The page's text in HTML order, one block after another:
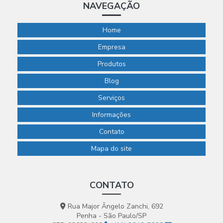
NAVEGAÇÃO
Home
Empresa
Produtos
Blog
Serviços
Informações
Contato
Mapa do site
CONTATO
Rua Major Ângelo Zanchi, 692
Penha - São Paulo/SP